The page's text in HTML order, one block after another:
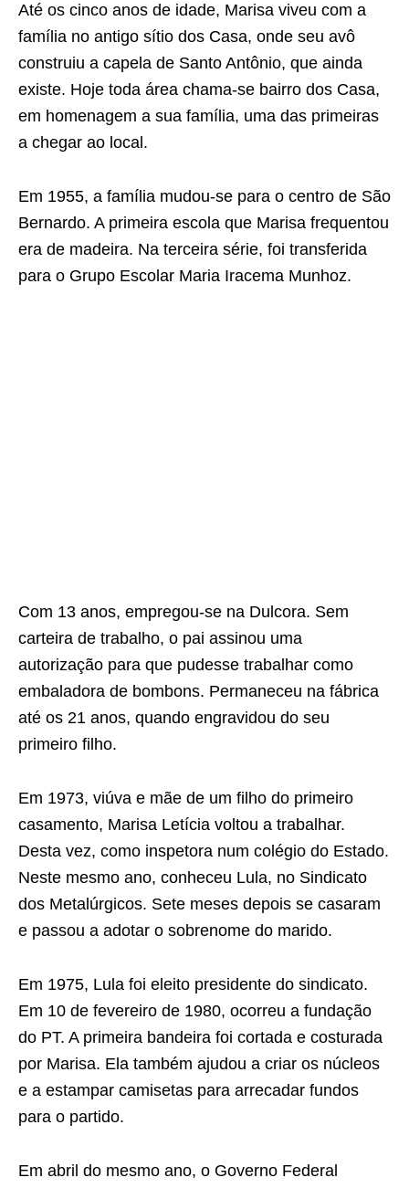
Até os cinco anos de idade, Marisa viveu com a
família no antigo sítio dos Casa, onde seu avô
construiu a capela de Santo Antônio, que ainda
existe. Hoje toda área chama-se bairro dos Casa,
em homenagem a sua família, uma das primeiras
a chegar ao local.
Em 1955, a família mudou-se para o centro de São
Bernardo. A primeira escola que Marisa frequentou
era de madeira. Na terceira série, foi transferida
para o Grupo Escolar Maria Iracema Munhoz.
Com 13 anos, empregou-se na Dulcora. Sem
carteira de trabalho, o pai assinou uma
autorização para que pudesse trabalhar como
embaladora de bombons. Permaneceu na fábrica
até os 21 anos, quando engravidou do seu
primeiro filho.
Em 1973, viúva e mãe de um filho do primeiro
casamento, Marisa Letícia voltou a trabalhar.
Desta vez, como inspetora num colégio do Estado.
Neste mesmo ano, conheceu Lula, no Sindicato
dos Metalúrgicos. Sete meses depois se casaram
e passou a adotar o sobrenome do marido.
Em 1975, Lula foi eleito presidente do sindicato.
Em 10 de fevereiro de 1980, ocorreu a fundação
do PT. A primeira bandeira foi cortada e costurada
por Marisa. Ela também ajudou a criar os núcleos
e a estampar camisetas para arrecadar fundos
para o partido.
Em abril do mesmo ano, o Governo Federal